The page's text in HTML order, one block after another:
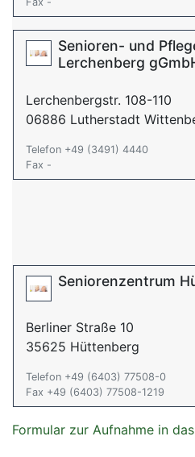
Senioren- und
Lerchenberg
Lerchenbergstr. 108-110
06886 Lutherstadt
Telefon +49 (3491) 4440
Fax -
Seniorenzentrum
Berliner Straße 10
35625 Hüttenberg
Telefon +49 (6403) 77508-0
Fax +49 (6403) 77508-1219
Formular zur Aufnahme in